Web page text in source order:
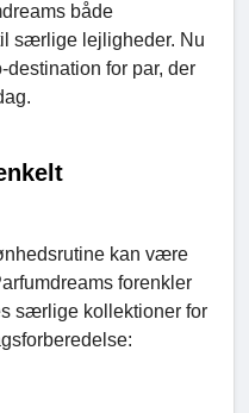
både
særlige lejligheder. Nu
for par, der
kan være
forenkler
særlige kollektioner for